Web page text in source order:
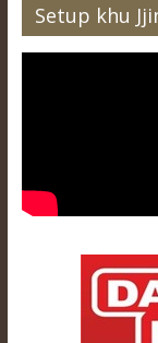
Setup khu